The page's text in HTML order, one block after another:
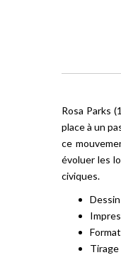
Rosa Parks
place à un
ce
évoluer les
civiques.